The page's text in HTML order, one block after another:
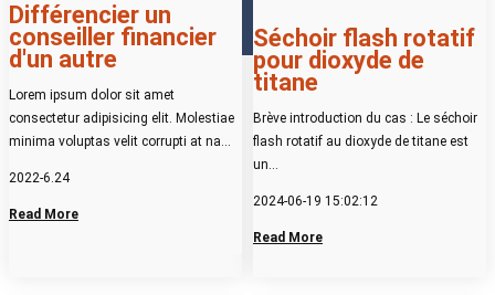
Différencier un
conseiller financier
d'un autre
Lorem ipsum dolor sit amet
consectetur adipisicing elit. Molestiae
minima voluptas velit corrupti at nam
reprehenderit, consequuntur,
2022-6.24
Read More
Séchoir flash rotatif
pour dioxyde de
titane
Brève introduction du cas : Le séchoir
flash rotatif au dioxyde de titane est
un...
2024-06-19 15:02:12
Read More